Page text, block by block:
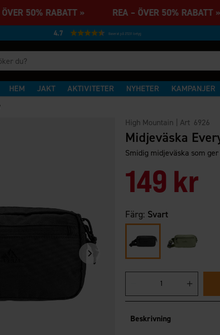
50% RABATT » REA – ÖVER 50%
4.7 Baserat på 27231 betyg
HEM JAKT AKTIVITETER NYHETER KAMPANJER
High Mountain | Art 6926
Midjeväska
Smidig midjeväska som
149 kr
Färg: Svart
Beskrivning